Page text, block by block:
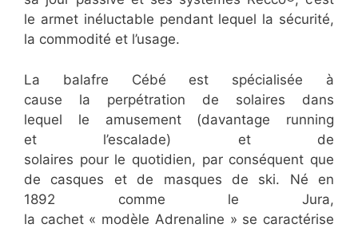
le armet inéluctable pendant lequel la sécurité,
la commodité et l’usage.
La balafre Cébé est spécialisée à
cause la perpétration de solaires dans
lequel le amusement (davantage running
et l’escalade) et de
solaires pour le quotidien, par conséquent que
de casques et de masques de ski. Né en
1892 comme le Jura,
la cachet « modèle Adrenaline » se caractérise